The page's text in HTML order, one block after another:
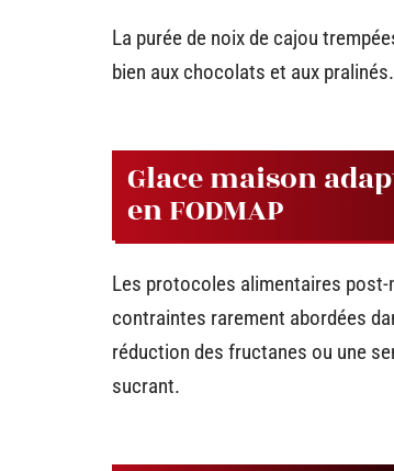
La purée de noix de cajou
bien aux chocolats et aux
Glace maison
en FODMAP
Les protocoles alimentaires post-
contraintes rarement abordées
réduction des fructanes ou une
sucrant.